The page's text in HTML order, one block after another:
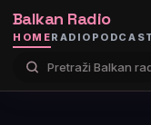
Balkan Radio
HOMERADIO